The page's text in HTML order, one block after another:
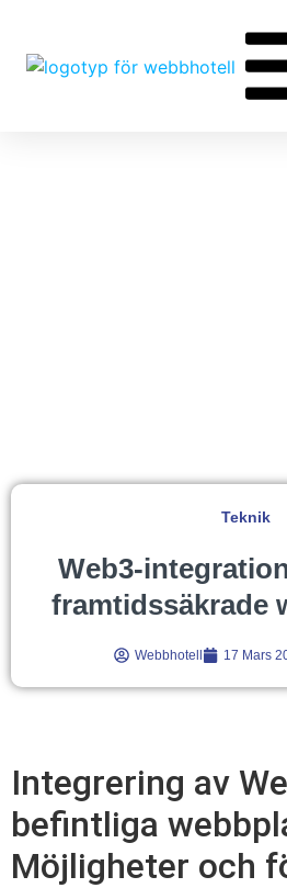
Teknik
Web3-
framtidssäkrade
Webbhotell 17 Mars
Integrering av
befintliga
Möjligheter och